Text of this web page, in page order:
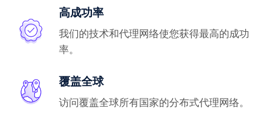
高成功率
我们的技术和代理网络使您获得最高的成功
率。
覆盖全球
访问覆盖全球所有国家的分布式代理网络。